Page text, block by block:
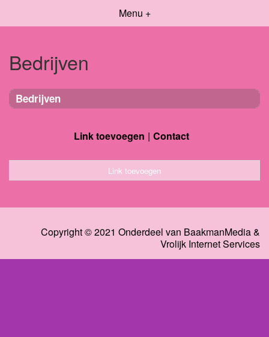
Menu +
Bedrijven
Bedrijven
Link toevoegen Contact
Link toevoegen
Copyright © 2021 Onderdeel van BaakmanMedia&
Vrolijk Internet Services